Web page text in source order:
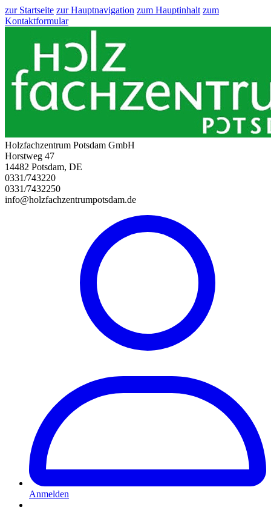
zur Startseite zur Hauptnavigation zum Hauptinhalt zum
Kontaktformular
Holzfachzentrum Potsdam GmbH
Horstweg 47
14482 Potsdam, DE
0331/743220
0331/7432250
info@holzfachzentrumpotsdam.de
Anmelden